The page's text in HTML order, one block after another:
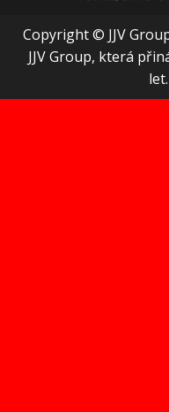
Copyright © JJV
JJV Group, která
let.